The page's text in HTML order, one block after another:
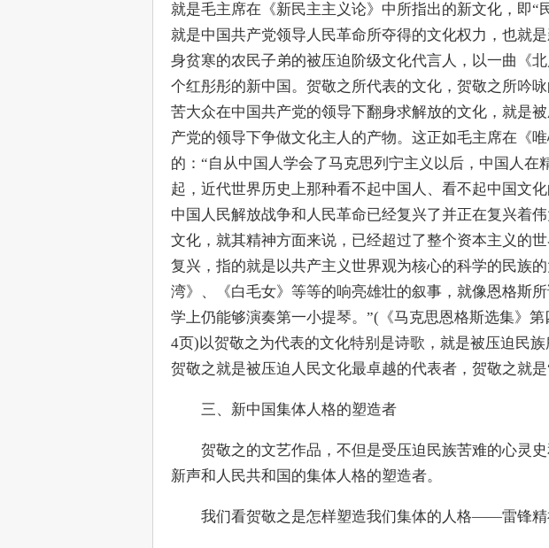
就是毛主席在《新民主主义论》中所指出的新文化，即“
就是中国共产党领导人民革命所夺得的文化权力，也就
身贫寒的农民子弟的被压迫阶级文化代言人，以一曲《
个红彤彤的新中国。贺敬之所代表的文化，贺敬之所吟
苦大众在中国共产党的领导下翻身求解放的文化，就是
产党的领导下争做文化主人的产物。这正如毛主席在《
的：“自从中国人学会了马克思列宁主义以后，中国人在
起，近代世界历史上那种看不起中国人、看不起中国文
中国人民解放战争和人民革命已经复兴了并正在复兴着
文化，就其精神方面来说，已经超过了整个资本主义的
复兴，指的就是以共产主义世界观为核心的科学的民族
湾》、《白毛女》等等的响亮雄壮的叙事，就像恩格斯
学上仍能够演奏第一小提琴。”(《马克思恩格斯选集》
4页)以贺敬之为代表的文化特别是诗歌，就是被压迫民族
贺敬之就是被压迫人民文化最卓越的代表者，贺敬之就是
三、新中国集体人格的塑造者
贺敬之的文艺作品，不但是受压迫民族苦难的心灵史
新声和人民共和国的集体人格的塑造者。
我们看贺敬之是怎样塑造我们集体的人格——雷锋